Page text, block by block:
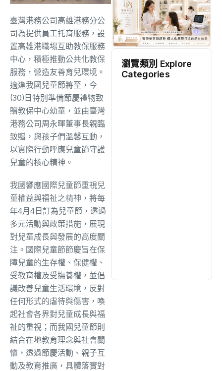
臺灣港務公司高雄港務分公
司為提供員工托育服務，設
置高雄港職場互助教保服務
中心，積極推動公共化教保
服務，營造友善育兒環境。
適逢我國兒童節將至，今
(30)日特別準備節慶禮物致
贈教保中心幼童，並由臺灣
港務公司周永暉董事長親臨
致贈，與孩子們溫馨互動，
以實際行動呼應兒童節守護
兒童的核心精神。
我國響應國際兒童節重視兒
童權益與福祉之精神，將每
年4月4日訂為兒童節，透過
多元活動與政策措施，展現
對兒童成長與發展的高度關
注。國際兒童節節慶旨在保
障兒童的生存權、保健權、
受教育權及受撫養權，並倡
議改善兒童生活環境，反對
任何形式的虐待與傷害，喚
起社會各界對兒童成長與福
祉的重視；而我國兒童節則
結合在地教育理念與社會關
懷，透過節慶活動、親子互
動及教育推廣，具體落實對
瀏覽類別 Explore
Categories